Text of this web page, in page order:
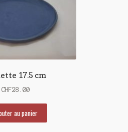
17.5 cm
CHF28.00
au panier